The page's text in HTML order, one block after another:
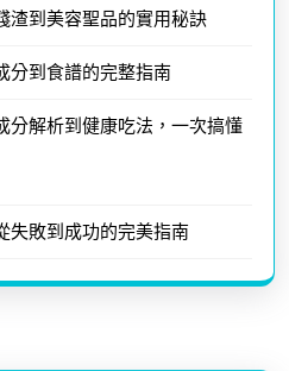
渣到美容聖品的實用秘訣
分到食譜的完整指南
分解析到健康吃法，一次搞懂
失敗到成功的完美指南